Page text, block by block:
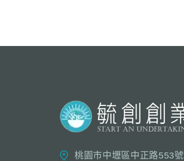
桃園市中壢區中正路553號